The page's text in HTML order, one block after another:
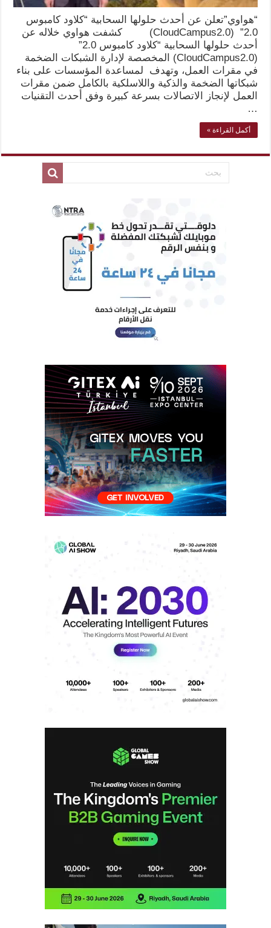
“هواوي”تعلن عن أحدث حلولها السحابية “كلاود كامبوس
2.0” (CloudCampus2.0) كشفت هواوي خلاله عن
أحدث حلولها السحابية “كلاود كامبوس 2.0”
(CloudCampus2.0) المخصصة لإدارة الشبكات الضخمة
في مقرات العمل، وتهدف لمساعدة المؤسسات على بناء
شبكاتها الضخمة والذكية واللاسلكية بالكامل ضمن مقرات
العمل لإنجاز الاتصالات بسرعة كبيرة وفق أحدث التقنيات
…
أكمل القراءة »